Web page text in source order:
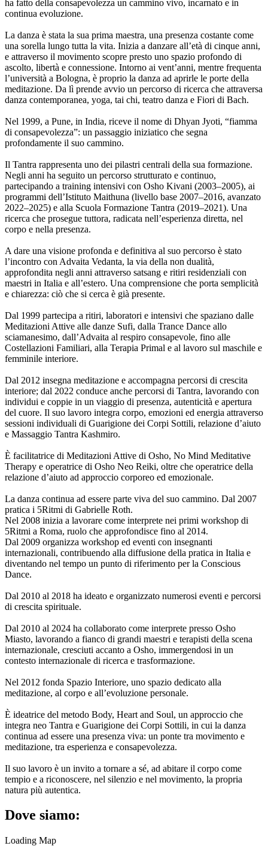
ha fatto della consapevolezza un cammino vivo, incarnato e in
continua evoluzione.
La danza è stata la sua prima maestra, una presenza costante come
una sorella lungo tutta la vita. Inizia a danzare all’età di cinque anni,
e attraverso il movimento scopre presto uno spazio profondo di
ascolto, libertà e connessione. Intorno ai vent’anni, mentre frequenta
l’università a Bologna, è proprio la danza ad aprirle le porte della
meditazione. Da lì prende avvio un percorso di ricerca che attraversa
danza contemporanea, yoga, tai chi, teatro danza e Fiori di Bach.
Nel 1999, a Pune, in India, riceve il nome di Dhyan Jyoti, “fiamma
di consapevolezza”: un passaggio iniziatico che segna
profondamente il suo cammino.
Il Tantra rappresenta uno dei pilastri centrali della sua formazione.
Negli anni ha seguito un percorso strutturato e continuo,
partecipando a training intensivi con Osho Kivani (2003–2005), ai
programmi dell’Istituto Maithuna (livello base 2007–2016, avanzato
2022–2025) e alla Scuola Formazione Tantra (2019–2021). Una
ricerca che prosegue tuttora, radicata nell’esperienza diretta, nel
corpo e nella presenza.
A dare una visione profonda e definitiva al suo percorso è stato
l’incontro con Advaita Vedanta, la via della non dualità,
approfondita negli anni attraverso satsang e ritiri residenziali con
maestri in Italia e all’estero. Una comprensione che porta semplicità
e chiarezza: ciò che si cerca è già presente.
Dal 1999 partecipa a ritiri, laboratori e intensivi che spaziano dalle
Meditazioni Attive alle danze Sufi, dalla Trance Dance allo
sciamanesimo, dall’Advaita al respiro consapevole, fino alle
Costellazioni Familiari, alla Terapia Primal e al lavoro sul maschile e
femminile interiore.
Dal 2012 insegna meditazione e accompagna percorsi di crescita
interiore; dal 2022 conduce anche percorsi di Tantra, lavorando con
individui e coppie in un viaggio di presenza, autenticità e apertura
del cuore. Il suo lavoro integra corpo, emozioni ed energia attraverso
sessioni individuali di Guarigione dei Corpi Sottili, relazione d’aiuto
e Massaggio Tantra Kashmiro.
È facilitatrice di Meditazioni Attive di Osho, No Mind Meditative
Therapy e operatrice di Osho Neo Reiki, oltre che operatrice della
relazione d’aiuto ad approccio corporeo ed emozionale.
La danza continua ad essere parte viva del suo cammino. Dal 2007
pratica i 5Ritmi di Gabrielle Roth.
Nel 2008 inizia a lavorare come interprete nei primi workshop di
5Ritmi a Roma, ruolo che approfondisce fino al 2014.
Dal 2009 organizza workshop ed eventi con insegnanti
internazionali, contribuendo alla diffusione della pratica in Italia e
diventando nel tempo un punto di riferimento per la Conscious
Dance.
Dal 2010 al 2018 ha ideato e organizzato numerosi eventi e percorsi
di crescita spirituale.
Dal 2010 al 2024 ha collaborato come interprete presso Osho
Miasto, lavorando a fianco di grandi maestri e terapisti della scena
internazionale, cresciuti accanto a Osho, immergendosi in un
contesto internazionale di ricerca e trasformazione.
Nel 2012 fonda Spazio Interiore, uno spazio dedicato alla
meditazione, al corpo e all’evoluzione personale.
È ideatrice del metodo Body, Heart and Soul, un approccio che
integra neo Tantra e Guarigione dei Corpi Sottili, in cui la danza
continua ad essere una presenza viva: un ponte tra movimento e
meditazione, tra esperienza e consapevolezza.
Il suo lavoro è un invito a tornare a sé, ad abitare il corpo come
tempio e a riconoscere, nel silenzio e nel movimento, la propria
natura più autentica.
Dove siamo:
Loading Map